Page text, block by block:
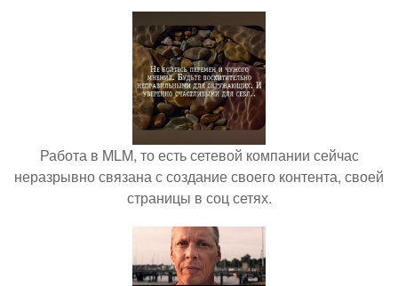
Работа в MLM, то есть сетевой компании сейчас
неразрывно связана с создание своего контента, своей
страницы в соц сетях.